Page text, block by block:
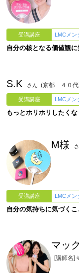
受講講座 LMCメン
自分の核となる価値観
S.K さん (京都 ４０
受講講座 LMCメン
もっとホリホリしたくな
M様
受講講座 LMCメン
自分の気持ちに気づくこ
マッ
[講師名]